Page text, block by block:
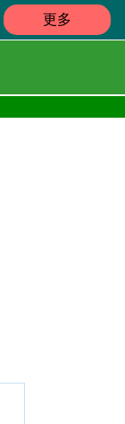
更多